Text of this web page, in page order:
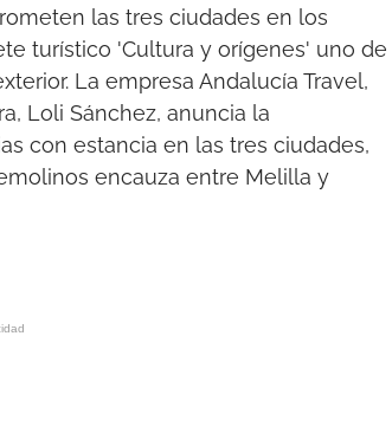
las tres ciudades en los
turístico 'Cultura y orígenes' uno de
La empresa Andalucía Travel,
Loli Sánchez, anuncia la
con estancia en las tres ciudades,
encauza entre Melilla y